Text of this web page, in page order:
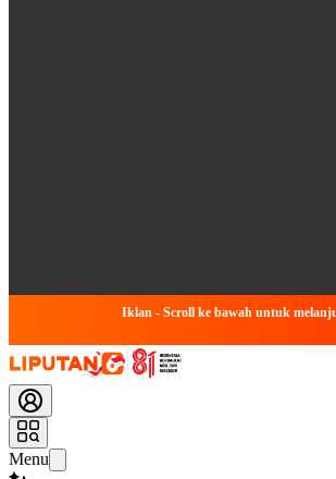
Iklan - Scroll ke bawah untuk
Menu